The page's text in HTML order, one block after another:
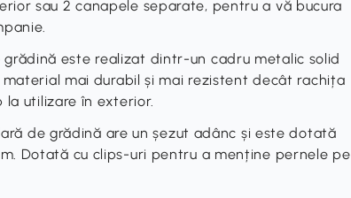
sau 2 canapele separate, pentru a vă bucura
grădină este realizat dintr-un cadru metalic solid
material mai durabil și mai rezistent decât rachița
utilizare în exterior.
de grădină are un șezut adânc și este dotată
Dotată cu clips-uri pentru a menține pernele pe